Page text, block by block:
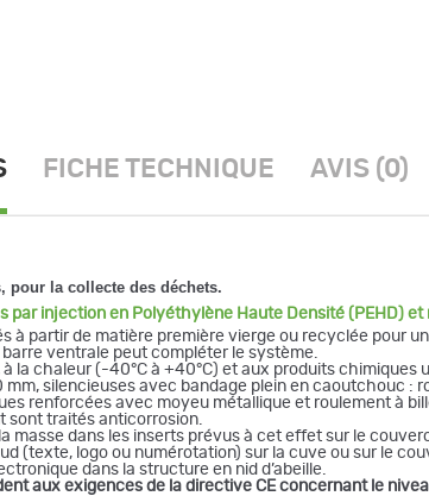
FICHE TECHNIQUE AVIS (0)
pour la collecte des déchets.
par injection en Polyéthylène Haute Densité (PEHD)
à partir de matière première vierge ou recyclée pour
barre ventrale peut compléter le système.
à la chaleur (-40°C à +40°C) et aux produits chimiques
mm, silencieuses avec bandage plein en caoutchouc :
renforcées avec moyeu métallique et roulement à
sont traités anticorrosion.
masse dans les inserts prévus à cet effet sur le
(texte, logo ou numérotation) sur la cuve ou sur le
dans la structure en nid d’abeille.
aux exigences de la directive CE concernant le